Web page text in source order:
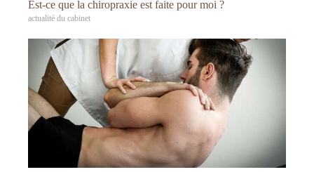
Est-ce que la chiropraxie est faite pour moi ?
actualité du cabinet